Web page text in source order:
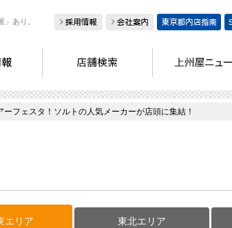
あり。
ーフェスタ！ソルトの人気メーカーが店頭に集結！
エリア 東北エリア